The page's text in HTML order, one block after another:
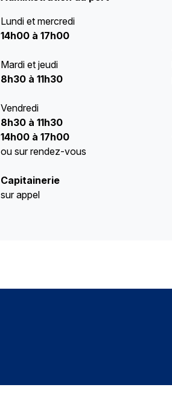
Lundi et mercredi
14h00 à 17h00
Mardi et jeudi
8h30 à 11h30
Vendredi
8h30 à 11h30
14h00 à 17h00
ou sur rendez-vous
Capitainerie
sur appel